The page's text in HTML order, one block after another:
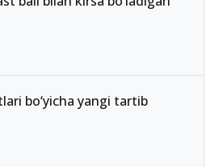
bo‘yicha yangi tartib